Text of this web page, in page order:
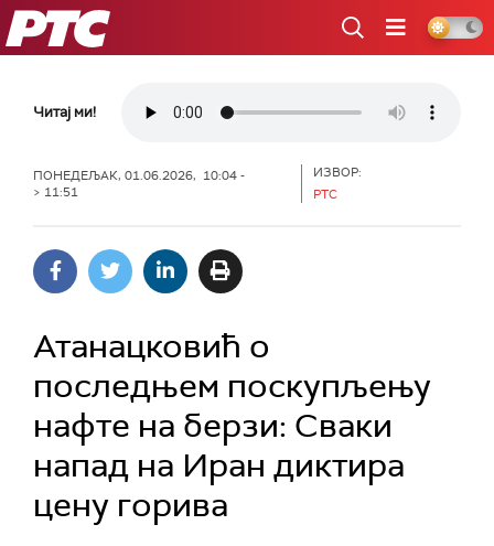
РТС
Читај ми!
ПОНЕДЕЉАК, 01.06.2026, 10:04 -
> 11:51
ИЗВОР:
РТС
Атанацковић о
последњем поскупљењу
нафте на берзи: Сваки
напад на Иран диктира
цену горива